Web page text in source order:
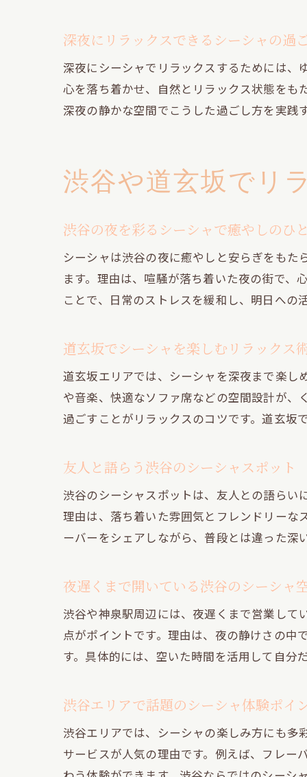
深夜にリラックスできるシーシャの過
深夜にシーシャでリラックスするためには、
心を落ち着かせ、自然とリラックス状態をも
深夜の静かな空間でこうした過ごし方を実践
渋谷や道玄坂でリ
渋谷の夜を彩るシーシャで癒やしのひ
シーシャは渋谷の夜に癒やしと安らぎをも
ます。理由は、喧騒が落ち着いた夜の街で、
ことで、日常のストレスを緩和し、明日への
道玄坂でシーシャを楽しむリラックス
道玄坂エリアでは、シーシャを深夜まで楽し
や音楽、快適なソファ席などの空間設計が、
過ごすことがリラックスのコツです。道玄坂
友人と語らう渋谷のシーシャスポット
渋谷のシーシャスポットは、友人との語らい
理由は、落ち着いた雰囲気とフレンドリーな
ーバーをシェアしながら、普段とは違った深
夜遅くまで開いている渋谷のシーシャ
渋谷や神泉駅周辺には、夜遅くまで営業して
点がポイントです。理由は、夜の静けさの中
す。具体的には、空いた時間を活用して自分
渋谷エリアで話題のシーシャ体験ポイ
渋谷エリアでは、シーシャの楽しみ方にも多
サービスが人気の理由です。例えば、フレ